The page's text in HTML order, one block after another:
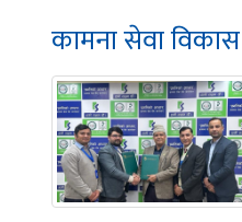
कामना सेवा